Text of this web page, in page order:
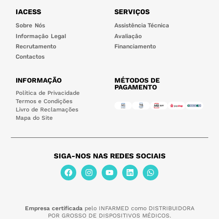
IACESS
Sobre Nós
Informação Legal
Recrutamento
Contactos
SERVIÇOS
Assistência Técnica
Avaliação
Financiamento
INFORMAÇÃO
Política de Privacidade
Termos e Condições
Livro de Reclamações
Mapa do Site
MÉTODOS DE
PAGAMENTO
SIGA-NOS NAS REDES SOCIAIS
Empresa certificada pelo INFARMED como DISTRIBUIDORA
POR GROSSO DE DISPOSITIVOS MÉDICOS.